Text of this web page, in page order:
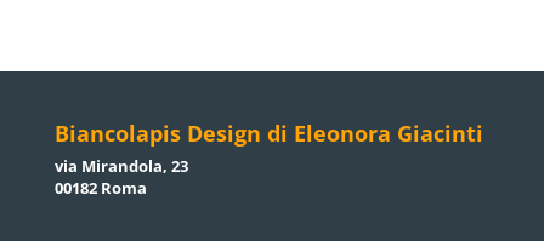
Biancolapis Design di Eleonora Giacinti
via Mirandola, 23
00182 Roma